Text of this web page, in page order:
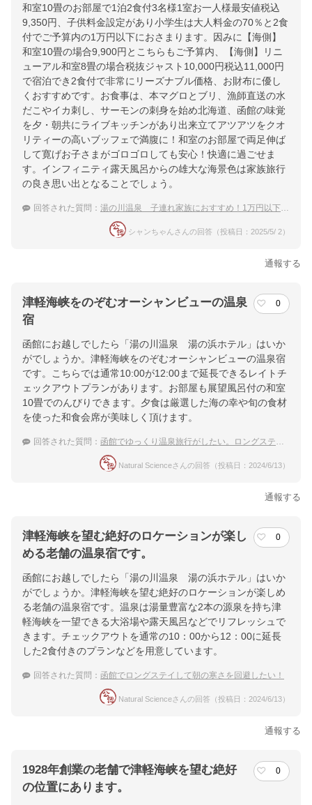
和室10畳のお部屋で1泊2食付3名様1室お一人様最安値税込
9,350円、子供料金設定があり小学生は大人料金の70％と2食
付でご予算内の1万円以下におさまります。因みに【海側】
和室10畳の場合9,900円とこちらもご予算内、【海側】リニ
ューアル和室8畳の場合税抜ジャスト10,000円税込11,000円
で宿泊でき2食付で非常にリーズナブル価格、お財布に優し
くおすすめです。お食事は、本マグロとブリ、漁師直送の水
だこやイカ刺し、サーモンの刺身を始め北海道、函館の味覚
を夕・朝共にライブキッチンがあり出来立てアツアツをクオ
リティーの高いブッフェで満腹に！和室のお部屋で両足伸ば
して寛げお子さまがゴロゴロしても安心！快適に過ごせま
す。インフィニティ露天風呂からの雄大な海景色は家族旅行
の良き思い出となることでしょう。
回答された質問： 湯の川温泉 子連れ家族におすすめ！1万円以下で泊まれる温泉宿
シャンちゃんさんの回答（投稿日：2025/5/ 2）
通報する
津軽海峡をのぞむオーシャンビューの温泉
宿
0
函館にお越しでしたら「湯の川温泉 湯の浜ホテル」はいか
がでしょうか。津軽海峡をのぞむオーシャンビューの温泉宿
です。こちらでは通常10:00が12:00まで延長できるレイトチ
ェックアウトプランがあります。お部屋も展望風呂付の和室
10畳でのんびりできます。夕食は厳選した海の幸や旬の食材
を使った和食会席が美味しく頂けます。
回答された質問： 函館でゆっくり温泉旅行がしたい。ロングステイできる宿を教えて下さい。
Natural Scienceさんの回答（投稿日：2024/6/13）
通報する
津軽海峡を望む絶好のロケーションが楽し
める老舗の温泉宿です。
0
函館にお越しでしたら「湯の川温泉 湯の浜ホテル」はいか
がでしょうか。津軽海峡を望む絶好のロケーションが楽しめ
る老舗の温泉宿です。温泉は湯量豊富な2本の源泉を持ち津
軽海峡を一望できる大浴場や露天風呂などでリフレッシュで
きます。チェックアウトを通常の10：00から12：00に延長
した2食付きのプランなどを用意しています。
回答された質問： 函館でロングステイして朝の寒さを回避したい！
Natural Scienceさんの回答（投稿日：2024/6/13）
通報する
1928年創業の老舗で津軽海峡を望む絶好
の位置にあります。
0